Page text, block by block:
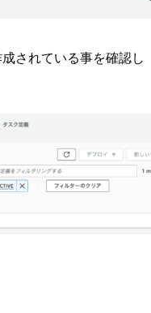
されている事を確認し